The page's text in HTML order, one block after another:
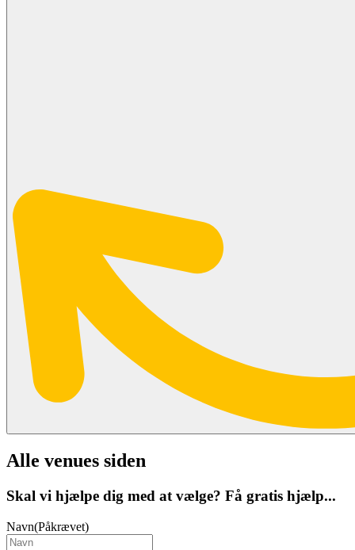
Alle venues siden
Skal vi hjælpe dig med at vælge? Få gratis hjælp...
Navn(Påkrævet)